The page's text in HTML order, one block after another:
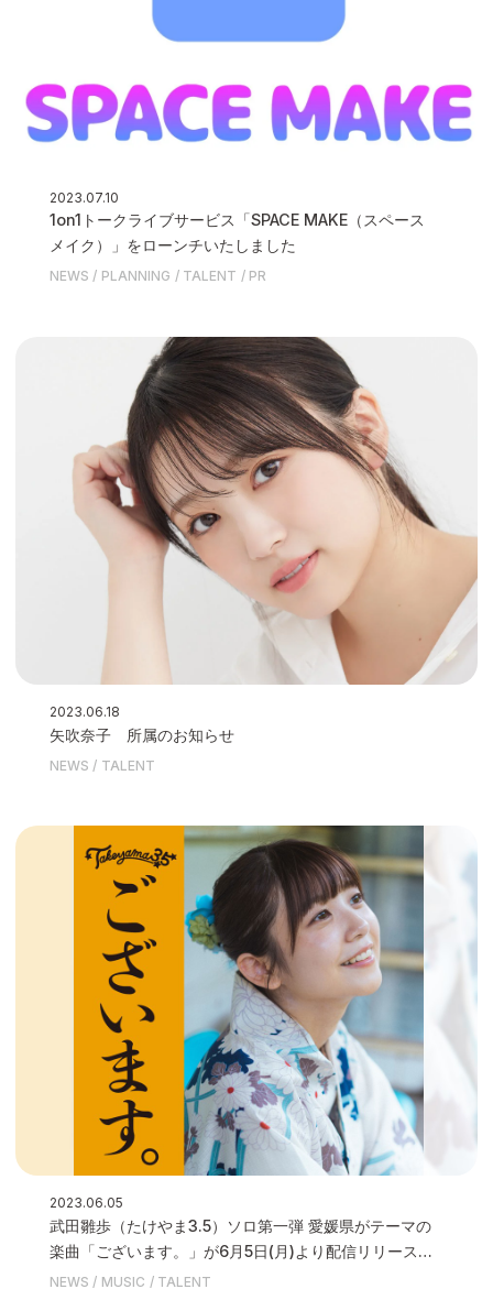
2023.07.10
1on1トークライブサービス「SPACE MAKE（スペース
メイク）」をローンチいたしました
NEWS PLANNING TALENT PR
2023.06.18
矢吹奈子 所属のお知らせ
NEWS TALENT
2023.06.05
武田雛歩（たけやま3.5）ソロ第一弾 愛媛県がテーマの
楽曲「ございます。」が6月5日(月)より配信リリースを
開始いたしました
NEWS MUSIC TALENT